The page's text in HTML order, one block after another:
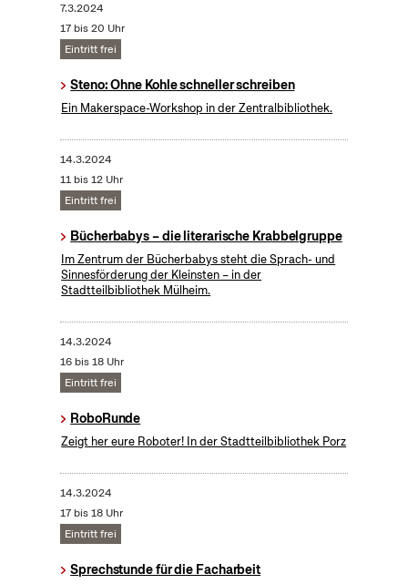
7.3.2024
17 bis 20 Uhr
Eintritt frei
Steno: Ohne Kohle schneller schreiben
Ein Makerspace-Workshop in der Zentralbibliothek.
14.3.2024
11 bis 12 Uhr
Eintritt frei
Bücherbabys – die literarische Krabbelgruppe
Im Zentrum der Bücherbabys steht die Sprach- und
Sinnesförderung der Kleinsten – in der
Stadtteilbibliothek Mülheim.
14.3.2024
16 bis 18 Uhr
Eintritt frei
RoboRunde
Zeigt her eure Roboter! In der Stadtteilbibliothek Porz
14.3.2024
17 bis 18 Uhr
Eintritt frei
Sprechstunde für die Facharbeit